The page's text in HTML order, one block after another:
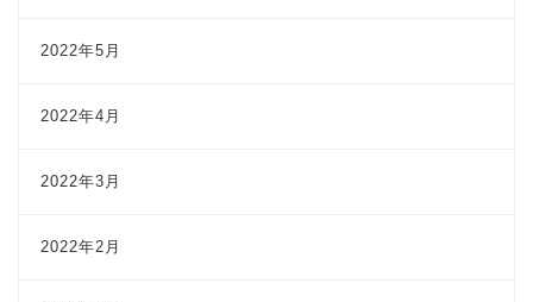
2022年5月
2022年4月
2022年3月
2022年2月